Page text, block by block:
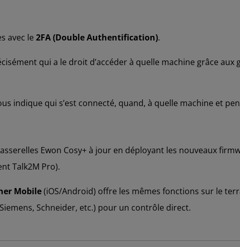
avec le 2FA (Double Authentification).
qui a le droit d’accéder à quelle machine grâce
indique qui s’est connecté, quand, à quelle machine et
Ewon Cosy+ à jour en déployant les nouveaux
Talk2M Pro).
Mobile(iOS/Android) offre les mêmes fonctions sur le
Schneider, etc.) pour un contrôle direct.